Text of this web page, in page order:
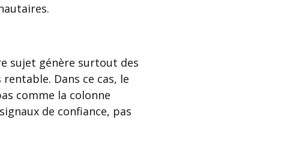
sujet génère surtout des
Dans ce cas, le
comme la colonne
de confiance, pas